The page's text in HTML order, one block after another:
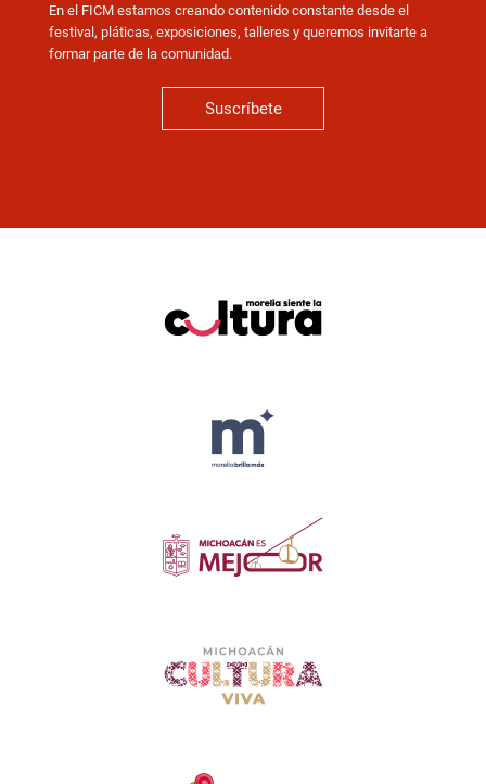
En el FICM estamos creando contenido constante desde el
festival, pláticas, exposiciones, talleres y queremos invitarte a
formar parte de la comunidad.
Suscríbete